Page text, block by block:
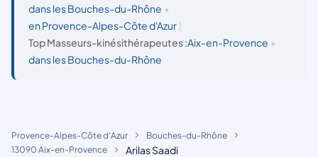
dans les Bouches-du-Rhône •
en Provence-Alpes-Côte d'Azur
Top Masseurs-kinésithérapeutes :Aix-en-Provence •
dans les Bouches-du-Rhône
Provence-Alpes-Côte d'Azur
Bouches-du-Rhône
13090 Aix-en-Provence
Arilas Saadi